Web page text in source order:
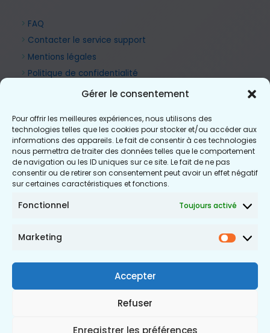
Gérer le consentement
Pour offrir les meilleures expériences, nous utilisons des
technologies telles que les cookies pour stocker et/ou accéder aux
informations des appareils. Le fait de consentir à ces technologies
nous permettra de traiter des données telles que le comportement
de navigation ou les ID uniques sur ce site. Le fait de ne pas
consentir ou de retirer son consentement peut avoir un effet négatif
sur certaines caractéristiques et fonctions.
Fonctionnel Toujours activé
Marketing
Accepter
Refuser
Enregistrer les préférences
> FAQ
> Contacter le service support
> Mentions légales
> Politique de confidentialité